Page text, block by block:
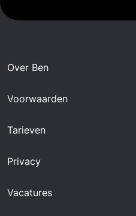
Over Ben
Voorwaarden
Tarieven
Privacy
Vacatures